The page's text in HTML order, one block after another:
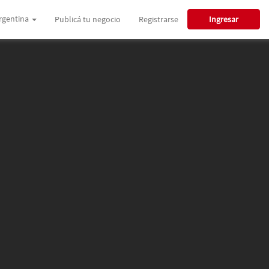
Publicá tu negocio Registrarse Ingresar